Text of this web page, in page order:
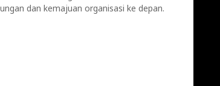
dan kemajuan organisasi ke depan.